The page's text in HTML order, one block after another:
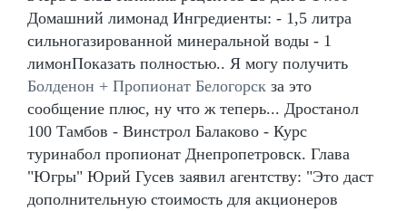
Домашний лимонад Ингредиенты: - 1,5 литра
сильногазированной минеральной воды - 1
лимонПоказать полностью.. Я могу получить
Болденон + Пропионат Белогорск за это
сообщение плюс, ну что ж теперь... Дростанол
100 Тамбов - Винстрол Балаково - Курс
туринабол пропионат Днепропетровск. Глава
"Югры" Юрий Гусев заявил агентству: "Это даст
дополнительную стоимость для акционеров